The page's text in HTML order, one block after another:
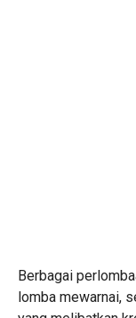
Berbagai
lomba mewarnai,